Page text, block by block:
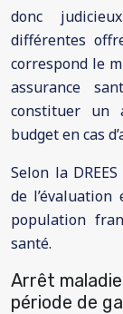
donc
différentes
correspond le
assurance
constituer un
budget en cas
Selon la
de
population
santé.
Arrêt
période de